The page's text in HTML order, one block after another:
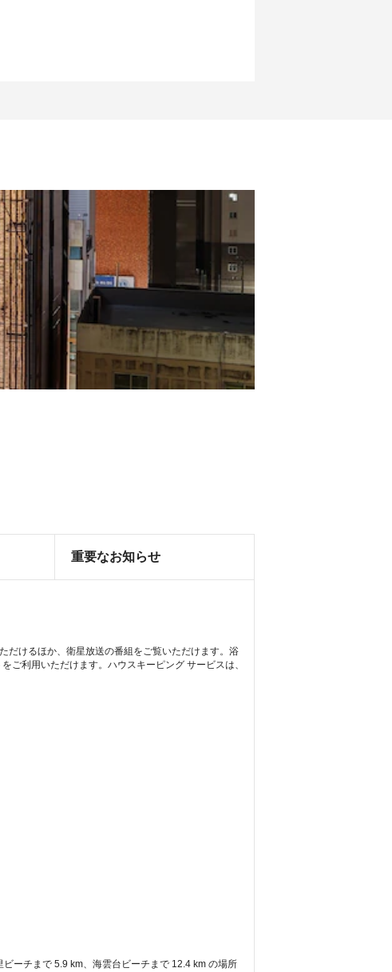
重要なお知らせ
だけるほか、衛星放送の番組をご覧いただけます。浴
ご利用いただけます。ハウスキーピング サービスは、
ーチまで 5.9 km、海雲台ビーチまで 12.4 km の場所